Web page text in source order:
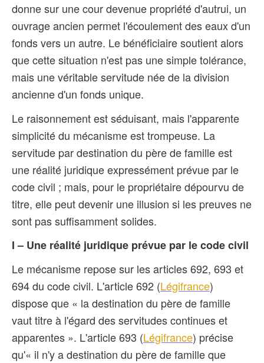
donne sur une cour devenue propriété d'autrui, un
ouvrage ancien permet l'écoulement des eaux d'un
fonds vers un autre. Le bénéficiaire soutient alors
que cette situation n'est pas une simple tolérance,
mais une véritable servitude née de la division
ancienne d'un fonds unique.
Le raisonnement est séduisant, mais l'apparente
simplicité du mécanisme est trompeuse. La
servitude par destination du père de famille est
une réalité juridique expressément prévue par le
code civil ; mais, pour le propriétaire dépourvu de
titre, elle peut devenir une illusion si les preuves ne
sont pas suffisamment solides.
I – Une réalité juridique prévue par le code civil
Le mécanisme repose sur les articles 692, 693 et
694 du code civil. L'article 692 (Légifrance)
dispose que « la destination du père de famille
vaut titre à l'égard des servitudes continues et
apparentes ». L'article 693 (Légifrance) précise
qu'« il n'y a destination du père de famille que